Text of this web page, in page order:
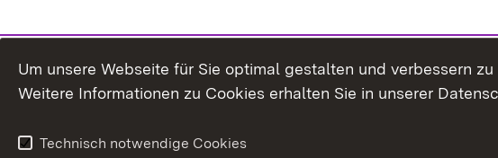
Um unsere Webseite für Sie optimal gestalten und verbessern
Weitere Informationen zu Cookies erhalten Sie in unserer
Technisch notwendige Cookies